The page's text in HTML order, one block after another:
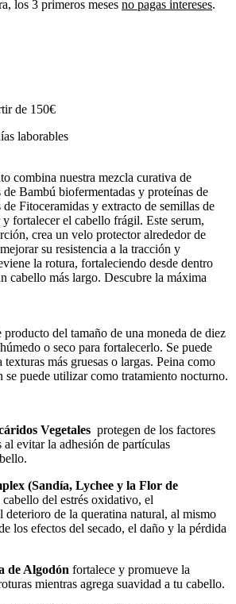
los 3 primeros meses no pagas intereses.
de 150€
laborables
combina nuestra mezcla curativa de
Bambú biofermentadas y proteínas de
Fitoceramidas y extracto de semillas de
fortalecer el cabello frágil. Este serum,
crea un velo protector alrededor de
su resistencia a la tracción y
la rotura, fortaleciendo desde dentro
cabello más largo. Descubre la máxima
del tamaño de una moneda de diez
o seco para fortalecerlo. Se puede
texturas más gruesas o largas. Peina como
se puede utilizar como tratamiento nocturno.
Vegetales protegen de los factores
al evitar la adhesión de partículas
(Sandía, Lychee y la Flor de
cabello del estrés oxidativo, el
de la queratina natural, al mismo
los efectos del secado, el daño y la pérdida
de Algodón fortalece y promueve la
mientras agrega suavidad a tu cabello.